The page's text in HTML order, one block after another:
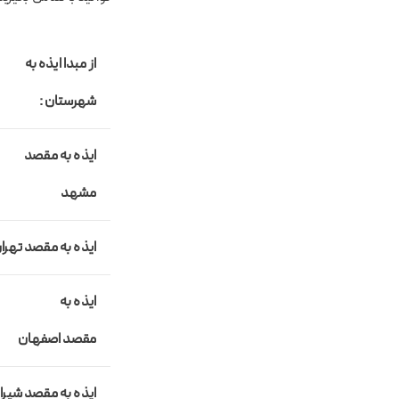
از مبدا ایذه به
شهرستان :
ایذه به مقصد
مشهد
ایذه به مقصد
ایذه به
مقصداصفهان
ایذه به مقصد